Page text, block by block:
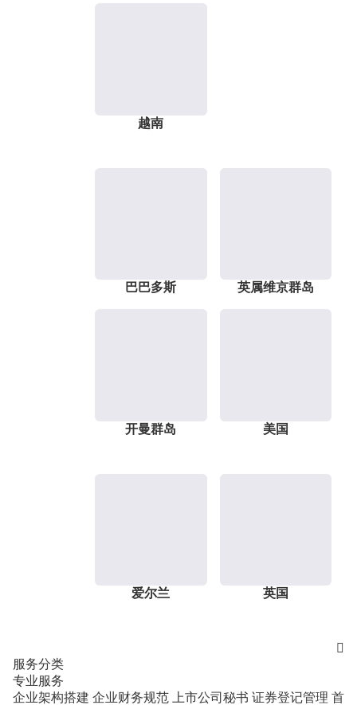
越南
巴巴多斯 英属维京群岛
开曼群岛 美国
爱尔兰 英国

服务分类
专业服务
企业架构搭建 企业财务规范 上市公司秘书 证券登记管理 首